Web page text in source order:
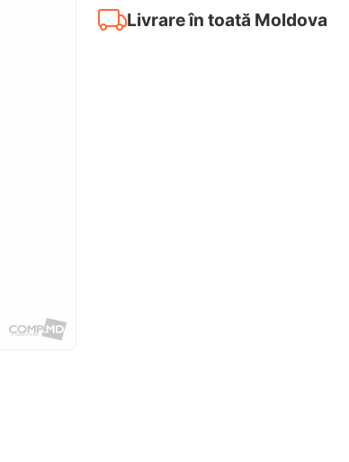
Livrare în toată Moldova